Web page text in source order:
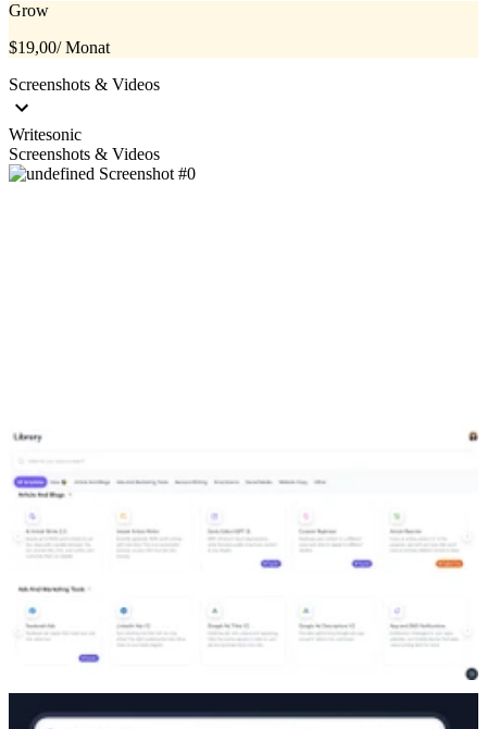
Grow
$19,00/ Monat
Screenshots & Videos
Writesonic
Screenshots & Videos